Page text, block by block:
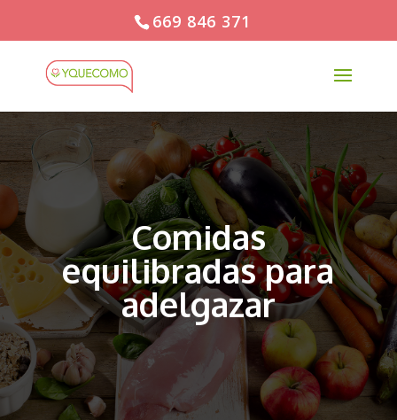
669 846 371
Comidas
equilibradas para
adelgazar